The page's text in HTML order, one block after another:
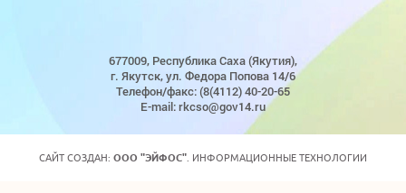
677009, Республика Саха (Якутия),
г. Якутск, ул. Федора Попова 14/6
Телефон/факс: (8(4112) 40-20-65
E-mail: rkcso@gov14.ru
САЙТ СОЗДАН: ООО "ЭЙФОС" . ИНФОРМАЦИОННЫЕ ТЕХНОЛОГИИ